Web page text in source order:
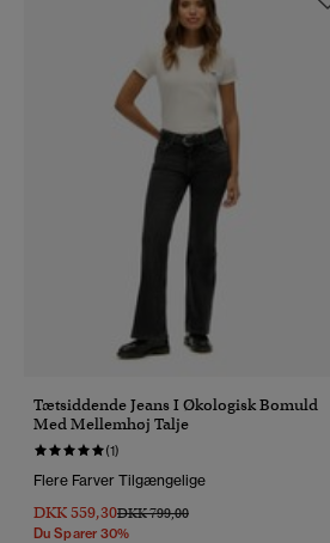
Tætsiddende Jeans I Økologisk Bomuld
Med Mellemhøj Talje
(1)
Flere Farver Tilgængelige
DKK 559,30Pris Nedsat Fra
DKK 799,00Til
Du Sparer 30%